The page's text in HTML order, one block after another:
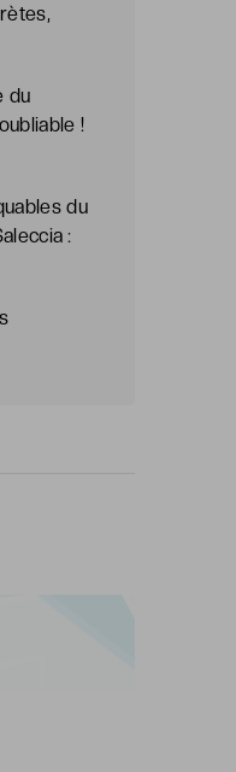
du
!
du
: